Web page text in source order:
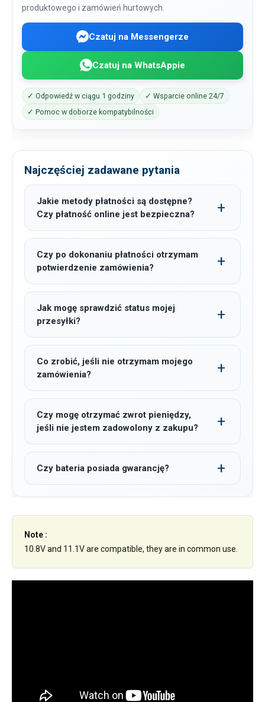
produktowego i zamówień hurtowych.
Czatuj na Messengerze
Czatuj na WhatsAppie
✓ Odpowiedź w ciągu 1 godziny
✓ Wsparcie online 24/7
✓ Pomoc w doborze kompatybilności
Najczęściej zadawane pytania
Jakie metody płatności są dostępne?
Czy płatność online jest bezpieczna?
Czy po dokonaniu płatności otrzymam
potwierdzenie zamówienia?
Jak mogę sprawdzić status mojej
przesyłki?
Co zrobić, jeśli nie otrzymam mojego
zamówienia?
Czy mogę otrzymać zwrot pieniędzy,
jeśli nie jestem zadowolony z zakupu?
Czy bateria posiada gwarancję?
Note :
10.8V and 11.1V are compatible, they are in common use.